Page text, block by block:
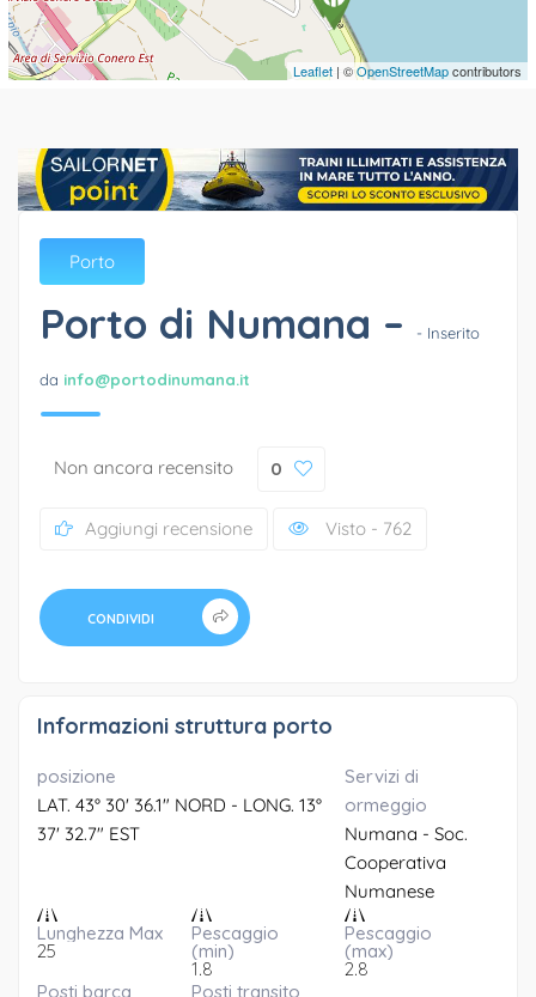
Leaflet | ©OpenStreetMapcontributors
Porto
Porto di Numana – - Inserito
da info@portodinumana.it
Non ancora recensito 0
Aggiungi recensione Visto - 762
CONDIVIDI
Informazioni struttura porto
posizione
LAT. 43° 30' 36.1" NORD - LONG. 13°
37' 32.7" EST
Servizi di
ormeggio
Numana - Soc.
Cooperativa
Numanese
Lunghezza Max
25
Pescaggio
(min)
1.8
Pescaggio
(max)
2.8
Posti barca
Posti transito